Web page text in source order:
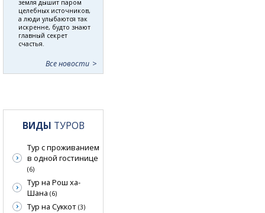
земля дышит паром
целебных источников,
а люди улыбаются так
искренне, будто знают
главный секрет
счастья.
Все новости
ВИДЫ ТУРОВ
Тур с проживанием
в одной гостинице
(6)
Тур на Рош ха-
Шана (6)
Тур на Суккот (3)